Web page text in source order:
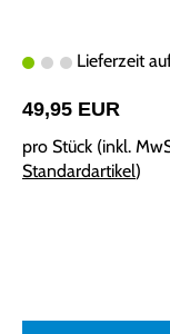
Lieferzeit
49,95 EUR
pro Stück (inkl.
Standardartikel)